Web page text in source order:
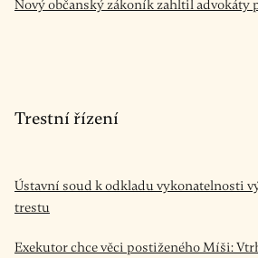
Nový občanský zákoník zahltil advokáty
Trestní řízení
Ústavní soud k odkladu vykonatelnosti
trestu
Exekutor chce věci postiženého Míši: